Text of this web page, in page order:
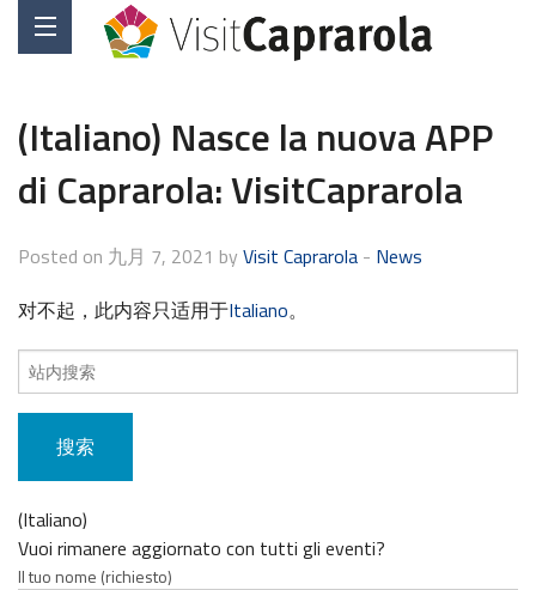
(Italiano) Nasce la nuova APP
di Caprarola: VisitCaprarola
Posted on 九月 7, 2021 by Visit Caprarola - News
对不起，此内容只适用于Italiano。
搜
索
内
(Italiano)
Vuoi rimanere aggiornato con tutti gli eventi?
Il tuo nome (richiesto)